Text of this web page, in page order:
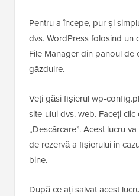
Pentru a începe, pur și
dvs. WordPress folosind un
File Manager din panoul de
găzduire.
Veți găsi fișierul wp-
site-ului dvs. web. Faceți
„Descărcare”. Acest lucru
de rezervă a fișierului în
bine.
După ce ați salvat acest